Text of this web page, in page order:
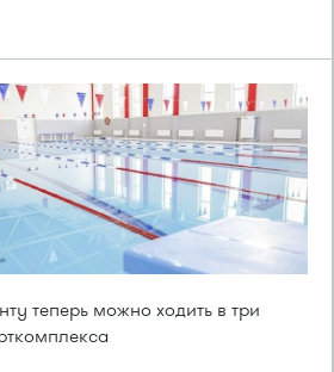
теперь можно ходить в три